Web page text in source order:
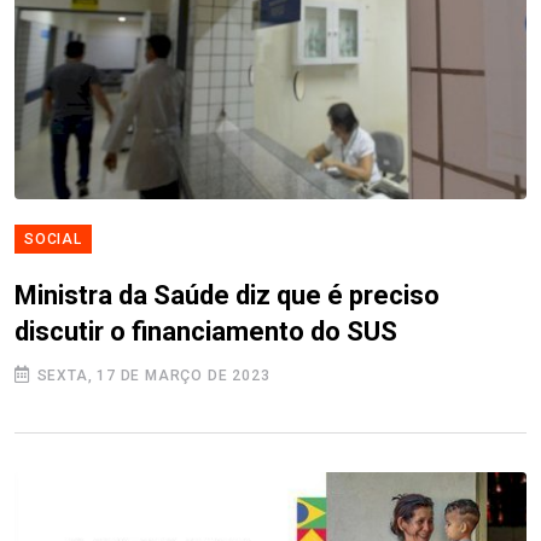
SOCIAL
Ministra da Saúde diz que é preciso
discutir o financiamento do SUS
SEXTA, 17 DE MARÇO DE 2023